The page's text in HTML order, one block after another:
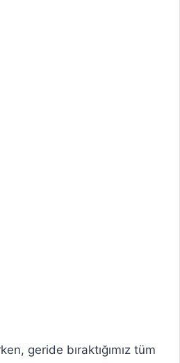
geride bıraktığımız tüm